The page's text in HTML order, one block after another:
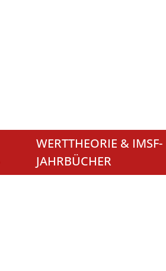
WERTTHEORIE & IMSF-
JAHRBÜCHER